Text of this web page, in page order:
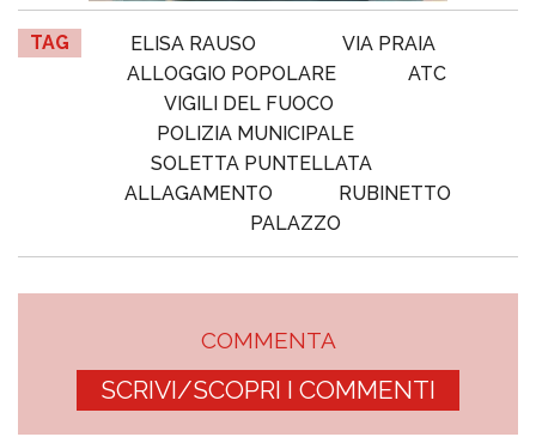
TAG ELISA RAUSO
VIA PRAIA
ALLOGGIO POPOLARE
ATC
VIGILI DEL FUOCO
POLIZIA MUNICIPALE
SOLETTA PUNTELLATA
ALLAGAMENTO
RUBINETTO
PALAZZO
COMMENTA
SCRIVI/SCOPRI I COMMENTI